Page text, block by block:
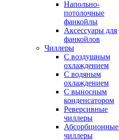
Напольно-
потолочные
фанкойлы
Аксессуары для
фанкойлов
Чиллеры
С воздушным
охлаждением
С водяным
охлаждением
С выносным
конденсатором
Реверсивные
чиллеры
Абсорбционные
чиллеры